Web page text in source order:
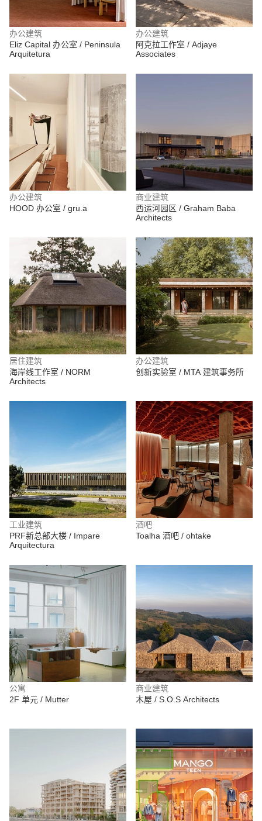
办公建筑
Eliz Capital 办公室 / Peninsula
Arquitetura
办公建筑
阿克拉工作室 / Adjaye
Associates
办公建筑
HOOD 办公室 / gru.a
商业建筑
西运河园区 / Graham Baba
Architects
居住建筑
海岸线工作室 / NORM
Architects
办公建筑
创新实验室 / MTA 建筑事务所
工业建筑
PRF新总部大楼 / Impare
Arquitectura
酒吧
Toalha 酒吧 / ohtake
公寓
2F 单元 / Mutter
商业建筑
木屋 / S.O.S Architects